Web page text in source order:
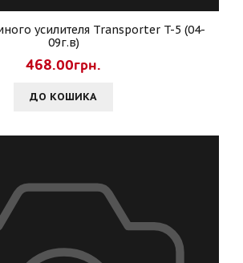
усилителя Transporter T-5 (04-
09г.в)
468.00грн.
ДО КОШИКА